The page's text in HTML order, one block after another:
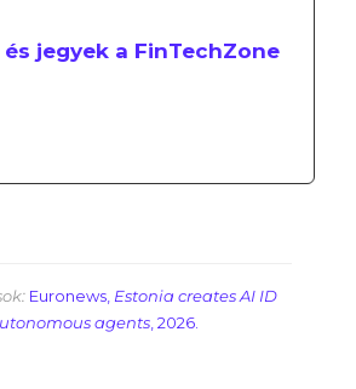
jegyek a FinTechZone
Euronews, Estonia creates AI ID
agents, 2026.